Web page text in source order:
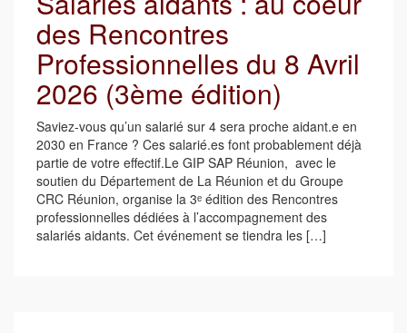
des Rencontres
Professionnelles du 8 Avril
2026 (3ème édition)
Saviez-vous qu’un salarié sur 4 sera proche aidant.e en
2030 en France ? Ces salarié.es font probablement déjà
partie de votre effectif.Le GIP SAP Réunion, avec le
soutien du Département de La Réunion et du Groupe
CRC Réunion, organise la 3ᵉ édition des Rencontres
professionnelles dédiées à l’accompagnement des
salariés aidants. Cet événement se tiendra les […]